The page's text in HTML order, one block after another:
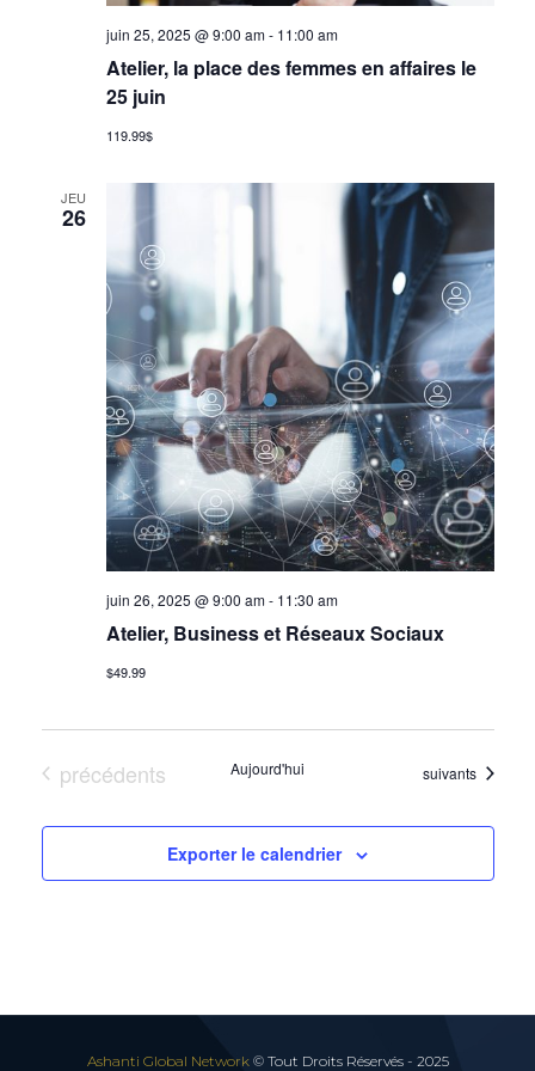
n
s
S
e
a
r
c
h
a
n
d
i
a
i
g
a
t
i
o
n
juin 25, 2025 @ 9:00 am- 11:00 am
Atelier, la place des femmes en affaires le
25 juin
119.99$
JEU
26
juin 26, 2025 @ 9:00 am- 11:30 am
Atelier, Business et Réseaux Sociaux
$49.99
Évènements
précédents Aujourd'hui Évènements
suivants
Exporter le calendrier
Ashanti Global Network© Tout Droits Réservés - 2025